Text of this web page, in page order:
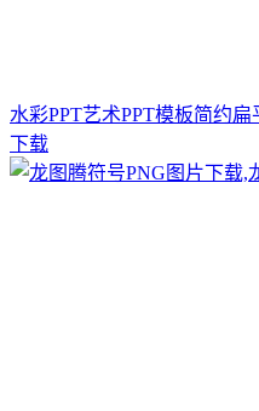
水彩PPT艺术PPT模板简约
下载